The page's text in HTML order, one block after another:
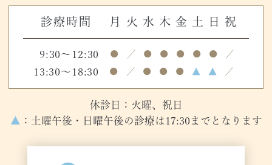
診療時間 月 火 水 木 金 土 日 祝
9:30～12:30 ● ／ ● ● ● ● ● ／
13:30～18:30 ● ／ ● ● ● ▲ ▲ ／
休診日：火曜、祝日
▲ ：土曜午後・日曜午後の診療は17:30までとなります